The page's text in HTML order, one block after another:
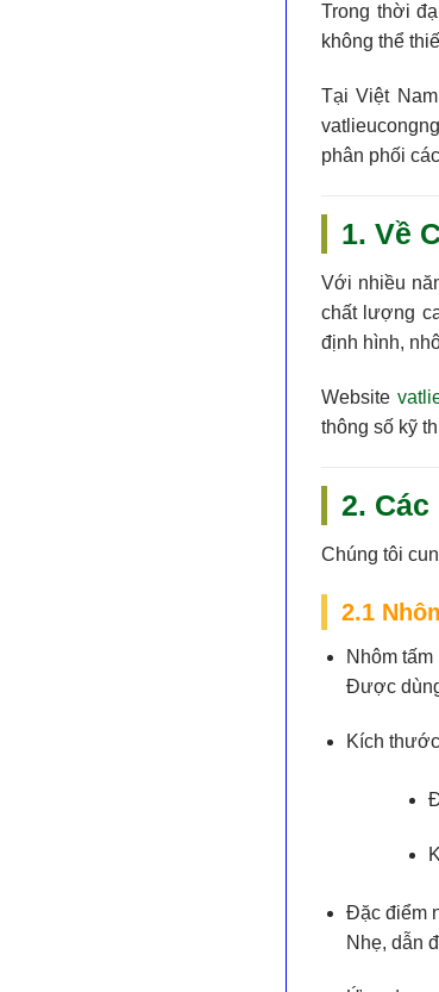
Trong thời
không thể
Tại Việt
phân phối
1. Về
Với nhiều
chất lượng
định hình,
Website
thông số kỹ
2.
Chúng tôi
2.1
Nhôm
Được
Kích
Đặc điểm
Nhẹ, dẫn